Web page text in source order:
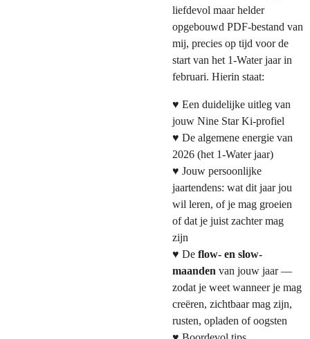
liefdevol maar helder
opgebouwd PDF-bestand van
mij, precies op tijd voor de
start van het 1-Water jaar in
februari. Hierin staat:
♥ Een duidelijke uitleg van
jouw Nine Star Ki-profiel
♥ De algemene energie van
2026 (het 1-Water jaar)
♥ Jouw persoonlijke
jaartendens: wat dit jaar jou
wil leren, of je mag groeien
of dat je juist zachter mag
zijn
♥ De flow- en slow-
maanden van jouw jaar —
zodat je weet wanneer je mag
creëren, zichtbaar mag zijn,
rusten, opladen of oogsten